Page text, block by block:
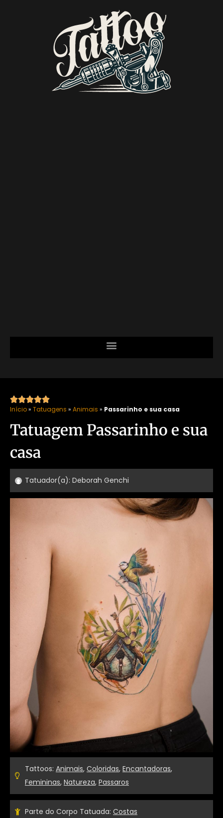

Início» Tatuagens » Animais » Passarinho e sua casa
Tatuagem Passarinho e sua
casa
Tatuador(a): Deborah Genchi
Tattoos: Animais, Coloridas, Encantadoras,
Femininas, Natureza, Passaros
Parte do Corpo Tatuada: Costas